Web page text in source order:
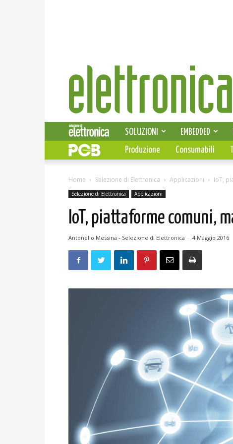
Elettronica
News
SOLUZIONI EMBEDDED
Produzione Consumabili
Home Selezione di Elettronica Applicazioni IoT,
Selezione di Elettronica Applicazioni
IoT, piattaforme comuni,
Antonello Messina - Selezione di Elettronica - 4 Maggio 2016